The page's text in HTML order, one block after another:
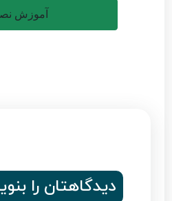
آموزش
دیدگاهتان را